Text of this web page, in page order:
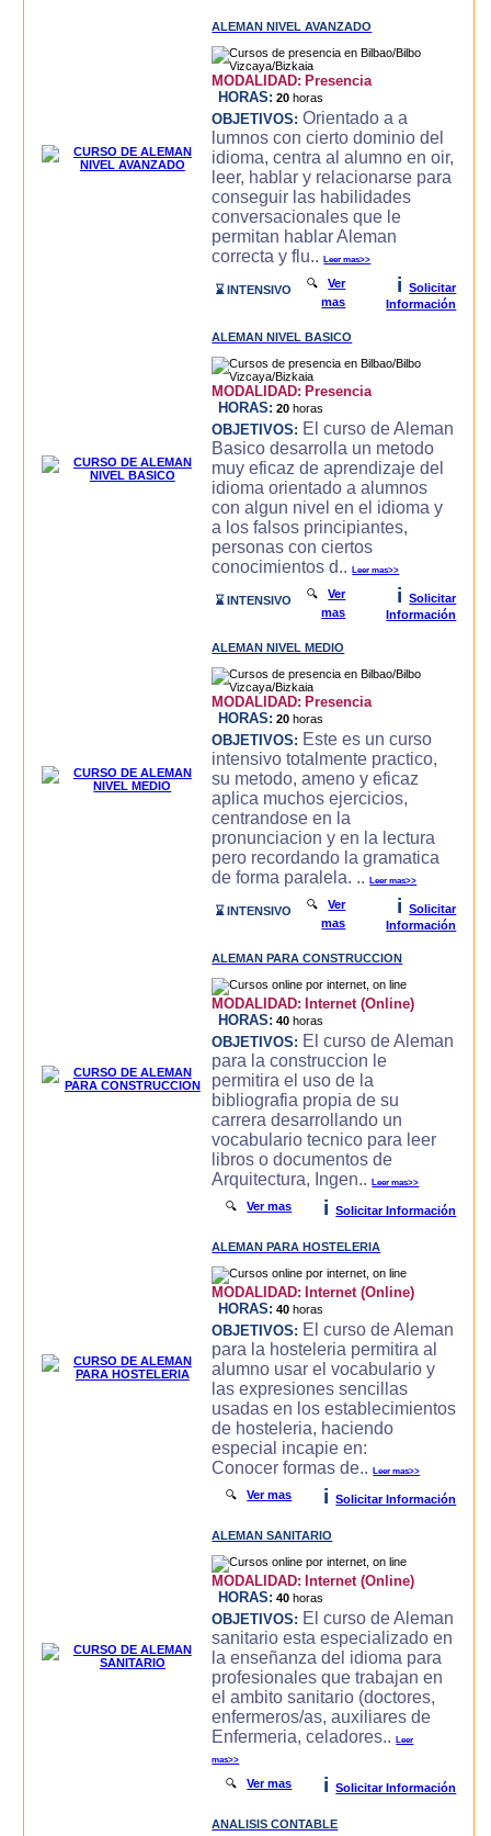
ALEMAN NIVEL AVANZADO
MODALIDAD: Presencia
HORAS: 20 horas
OBJETIVOS: Orientado a a
lumnos con cierto dominio del
idioma, centra al alumno en oir,
leer, hablar y relacionarse para
conseguir las habilidades
conversacionales que le
permitan hablar Aleman
correcta y flu..Leer mas>>
⌛ INTENSIVO 🔍Ver
mas
i
Solicitar
Información
ALEMAN NIVEL BASICO
MODALIDAD: Presencia
HORAS: 20 horas
OBJETIVOS: El curso de Aleman
Basico desarrolla un metodo
muy eficaz de aprendizaje del
idioma orientado a alumnos
con algun nivel en el idioma y
a los falsos principiantes,
personas con ciertos
conocimientos d..Leer mas>>
⌛ INTENSIVO 🔍Ver
mas
i
Solicitar
Información
ALEMAN NIVEL MEDIO
MODALIDAD: Presencia
HORAS: 20 horas
OBJETIVOS: Este es un curso
intensivo totalmente practico,
su metodo, ameno y eficaz
aplica muchos ejercicios,
centrandose en la
pronunciacion y en la lectura
pero recordando la gramatica
de forma paralela. ..Leer mas>>
⌛ INTENSIVO 🔍Ver
mas
i
Solicitar
Información
ALEMAN PARA CONSTRUCCION
MODALIDAD: Internet (Online)
HORAS: 40 horas
OBJETIVOS: El curso de Aleman
para la construccion le
permitira el uso de la
bibliografia propia de su
carrera desarrollando un
vocabulario tecnico para leer
libros o documentos de
Arquitectura, Ingen..Leer mas>>
🔍Ver mas i Solicitar Información
ALEMAN PARA HOSTELERIA
MODALIDAD: Internet (Online)
HORAS: 40 horas
OBJETIVOS: El curso de Aleman
para la hosteleria permitira al
alumno usar el vocabulario y
las expresiones sencillas
usadas en los establecimientos
de hosteleria, haciendo
especial incapie en:
Conocer formas de..Leer mas>>
🔍Ver mas i Solicitar Información
ALEMAN SANITARIO
MODALIDAD: Internet (Online)
HORAS: 40 horas
OBJETIVOS: El curso de Aleman
sanitario esta especializado en
la enseñanza del idioma para
profesionales que trabajan en
el ambito sanitario (doctores,
enfermeros/as, auxiliares de
Enfermeria, celadores..Leer
mas>>
🔍Ver mas i Solicitar Información
ANALISIS CONTABLE